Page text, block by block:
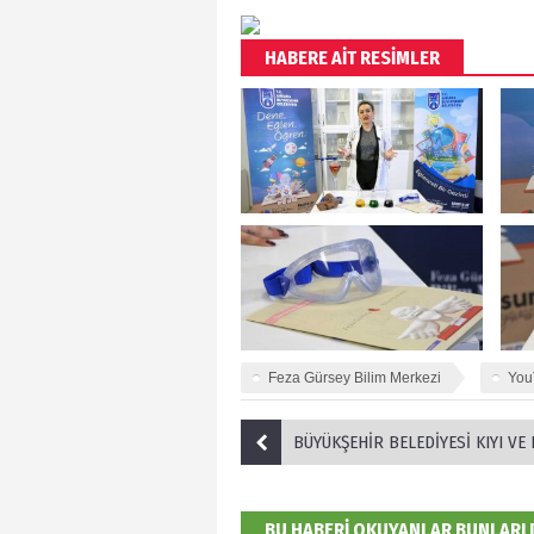
HABERE AİT RESİMLER
Feza Gürsey Bilim Merkezi
BÜYÜKŞEHİR BELEDİYESİ KIYI VE DİP